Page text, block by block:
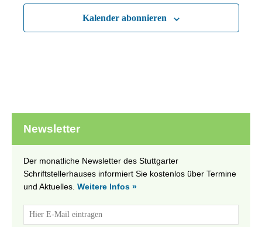
Kalender abonnieren
Newsletter
Der monatliche Newsletter des Stuttgarter
Schriftstellerhauses informiert Sie kostenlos über Termine
und Aktuelles. Weitere Infos »